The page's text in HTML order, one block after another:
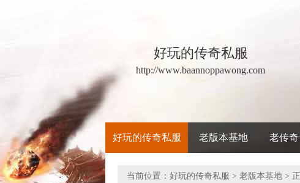
好玩的传奇私服
http://www.baannoppawong.com
好玩的传奇私服 老版本基地 老传
当前位置： 好玩的传奇私服 > 老版本基地 >